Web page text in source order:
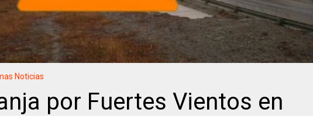
Noticias
por Fuertes Vientos en